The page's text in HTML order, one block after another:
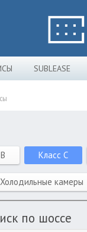
SUBLEASE
Класс C
Холодильные камеры
по шоссе